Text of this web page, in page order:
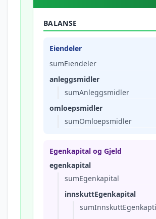
BALANSE
Eiendeler
sumEiendeler
anleggsmidler
sumAnleggsmidler
omloepsmidler
sumOmloepsmidler
Egenkapital og Gjeld
egenkapital
sumEgenkapital
innskuttEgenkapital